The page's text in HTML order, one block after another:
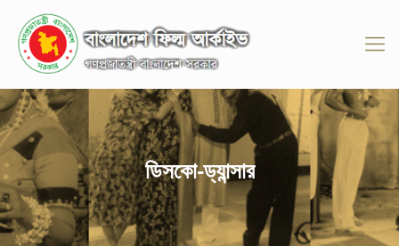
ডিসকো-ড্যান্সার